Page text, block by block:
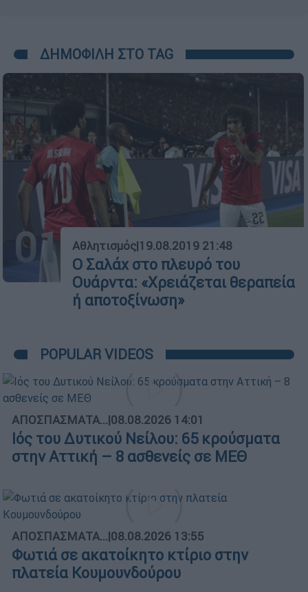
ΔΗΜΟΦΙΛΗ ΣΤΟ TAG
01 Αθλητισμός|19.08.2019 21:48
Ο Σαλάχ στο πλευρό του
Ουάρντα: «Χρειάζεται θεραπεία
ή αποτοξίνωση»
POPULAR VIDEOS
ΑΠΟΣΠΑΣΜΑΤΑ...|08.08.2026 14:01
Ιός του Δυτικού Νείλου: 65 κρούσματα
στην Αττική – 8 ασθενείς σε ΜΕΘ
ΑΠΟΣΠΑΣΜΑΤΑ...|08.08.2026 13:55
Φωτιά σε ακατοίκητο κτίριο στην
πλατεία Κουμουνδούρου